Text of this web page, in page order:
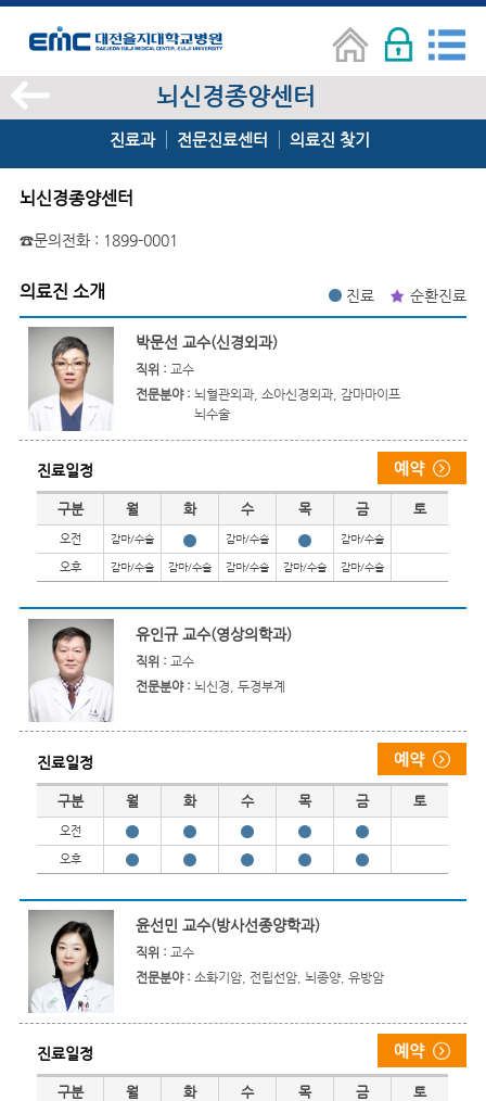
뇌신경종양센터
진료과 전문진료센터 의료진 찾기
뇌신경종양센터
☎문의전화 : 1899-0001
의료진 소개 진료 순환진료
박문선 교수(신경외과)
직위 : 교수
전문분야 : 뇌혈관외과, 소아신경외과, 감마마이프
뇌수술
진료일정
진료일정
구분 월 화 수 목 금 토
오전 감마/수술 감마/수술 감마/수술
오후 감마/수술 감마/수술 감마/수술 감마/수술 감마/수술
유인규 교수(영상의학과)
직위 : 교수
전문분야 : 뇌신경, 두경부계
진료일정
진료일정
구분 월 화 수 목 금 토
오전
오후
윤선민 교수(방사선종양학과)
직위 : 교수
전문분야 : 소화기암, 전립선암, 뇌종양, 유방암
진료일정
진료일정
구분 월 화 수 목 금 토